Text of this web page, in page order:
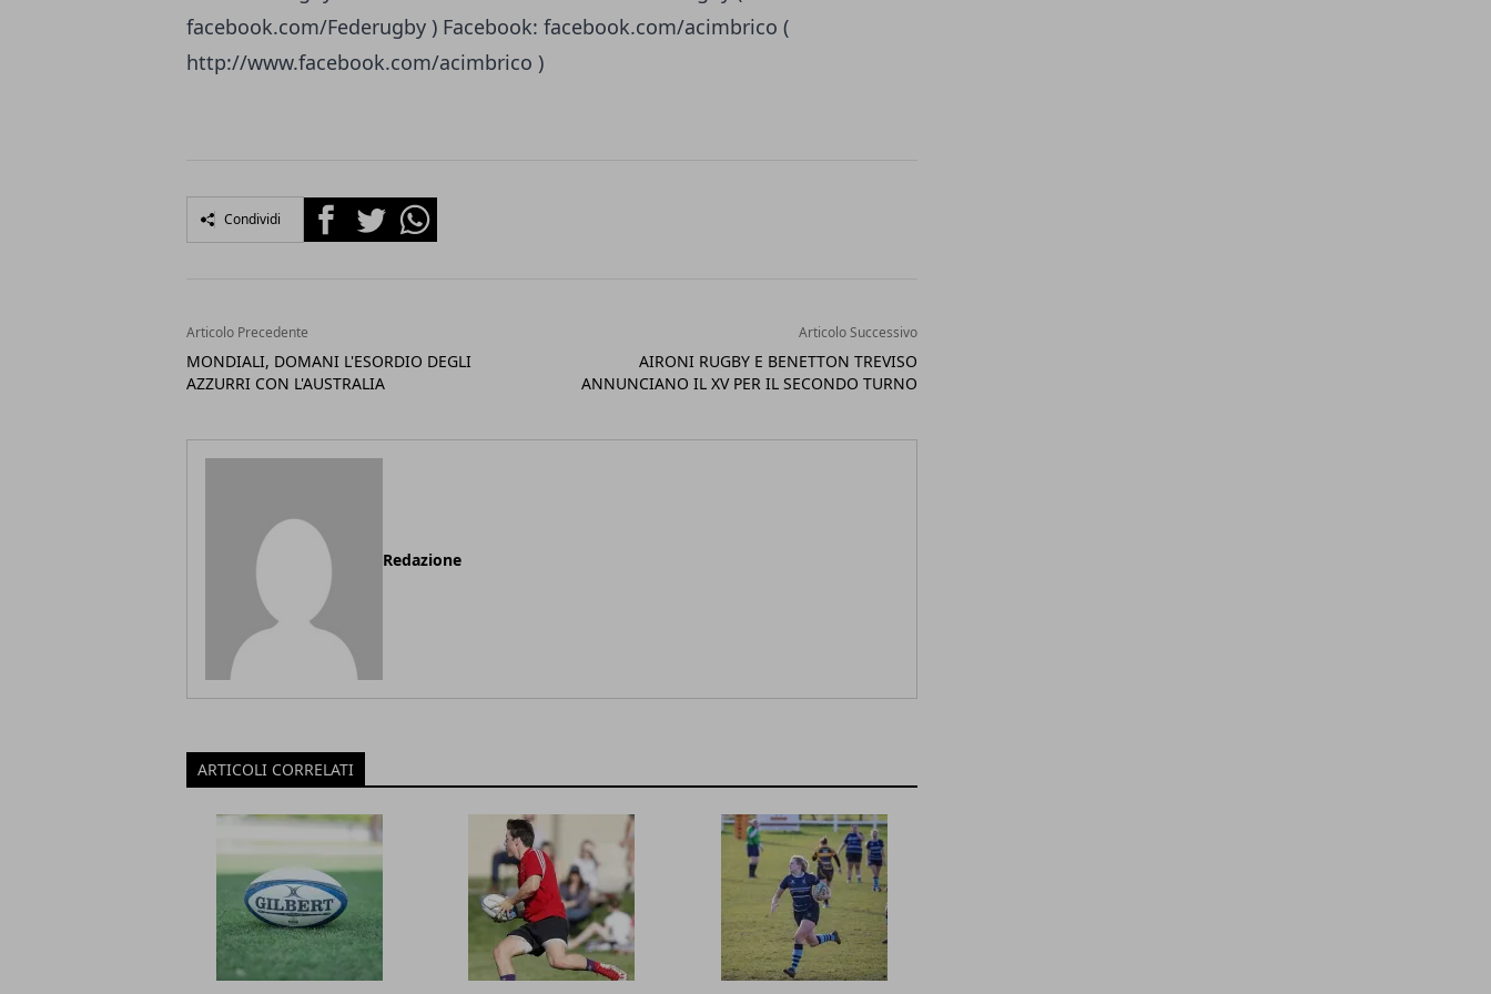
facebook.com/Federugby ) Facebook: facebook.com/acimbrico (
http://www.facebook.com/acimbrico )
Condividi FacebookTwitterWhatsapp
Articolo Precedente
MONDIALI, DOMANI L'ESORDIO DEGLI
AZZURRI CON L'AUSTRALIA
Articolo Successivo
AIRONI RUGBY E BENETTON TREVISO
ANNUNCIANO IL XV PER IL SECONDO TURNO
Redazione
ARTICOLI CORRELATI